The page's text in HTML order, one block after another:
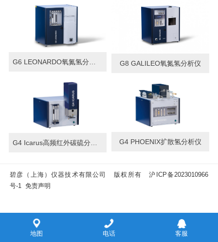
G8 GALILEO氧氮氢分析仪
G4 PHOENIX扩散氢分析仪
碧彦（上海）仪器技术有限公司 版权所有沪ICP备2023010966
号-1
免责声明
地图 电话 客服